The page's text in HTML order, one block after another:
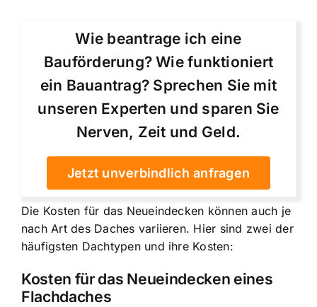
Wie beantrage ich eine
Bauförderung? Wie funktioniert
ein Bauantrag? Sprechen Sie mit
unseren Experten und sparen Sie
Nerven, Zeit und Geld.
Jetzt unverbindlich anfragen
Die Kosten für das Neueindecken können auch je
nach Art des Daches variieren. Hier sind zwei der
häufigsten Dachtypen und ihre Kosten:
Kosten für das Neueindecken eines
Flachdaches